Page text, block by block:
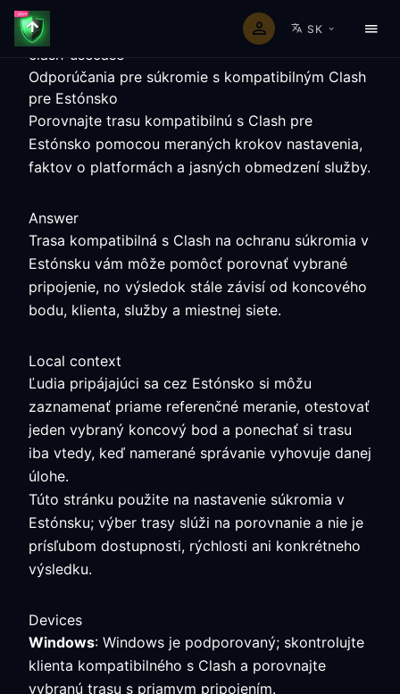
SK
clash-usecase
Odporúčania pre súkromie s kompatibilným Clash
pre Estónsko
Porovnajte trasu kompatibilnú s Clash pre
Estónsko pomocou meraných krokov nastavenia,
faktov o platformách a jasných obmedzení služby.
Answer
Trasa kompatibilná s Clash na ochranu súkromia v
Estónsku vám môže pomôcť porovnať vybrané
pripojenie, no výsledok stále závisí od koncového
bodu, klienta, služby a miestnej siete.
Local context
Ľudia pripájajúci sa cez Estónsko si môžu
zaznamenať priame referenčné meranie, otestovať
jeden vybraný koncový bod a ponechať si trasu
iba vtedy, keď namerané správanie vyhovuje danej
úlohe.
Túto stránku použite na nastavenie súkromia v
Estónsku; výber trasy slúži na porovnanie a nie je
prísľubom dostupnosti, rýchlosti ani konkrétneho
výsledku.
Devices
Windows: Windows je podporovaný; skontrolujte
klienta kompatibilného s Clash a porovnajte
vybranú trasu s priamym pripojením.